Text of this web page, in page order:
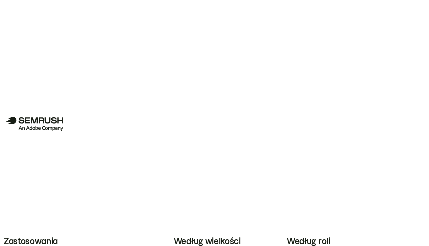
Zastosowania Według wielkości Według roli